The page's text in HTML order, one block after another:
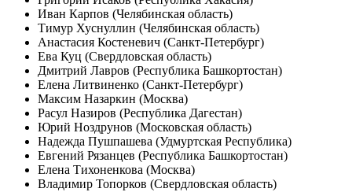
Иван Карпов (Челябинская область)
Тимур Хуснуллин (Челябинская область)
Анастасия Костеневич (Санкт-Петербург)
Ева Куц (Свердловская область)
Дмитрий Лавров (Республика Башкортостан)
Елена Литвиненко (Санкт-Петербург)
Максим Назаркин (Москва)
Расул Назиров (Республика Дагестан)
Юрий Ноздрунов (Московская область)
Надежда Пушпашева (Удмуртская Республика)
Евгений Рязанцев (Республика Башкортостан)
Елена Тихоненкова (Москва)
Владимир Топорков (Свердловская область)